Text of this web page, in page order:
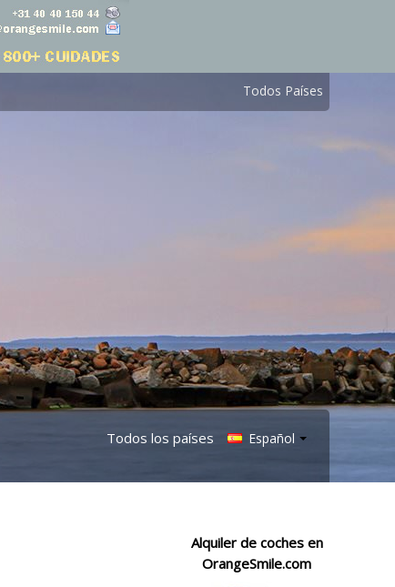
Todos Países
Todos los países Español
Alquiler de coches en
OrangeSmile.com